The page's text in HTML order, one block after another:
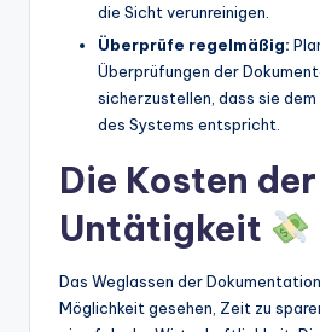
die Sicht verunreinigen.
Überprüfe regelmäßig:
Überprüfungen der
sicherzustellen, dass sie
des Systems entspricht.
Die Kosten der
Untätigkeit
Das Weglassen der
Möglichkeit gesehen, Zeit zu